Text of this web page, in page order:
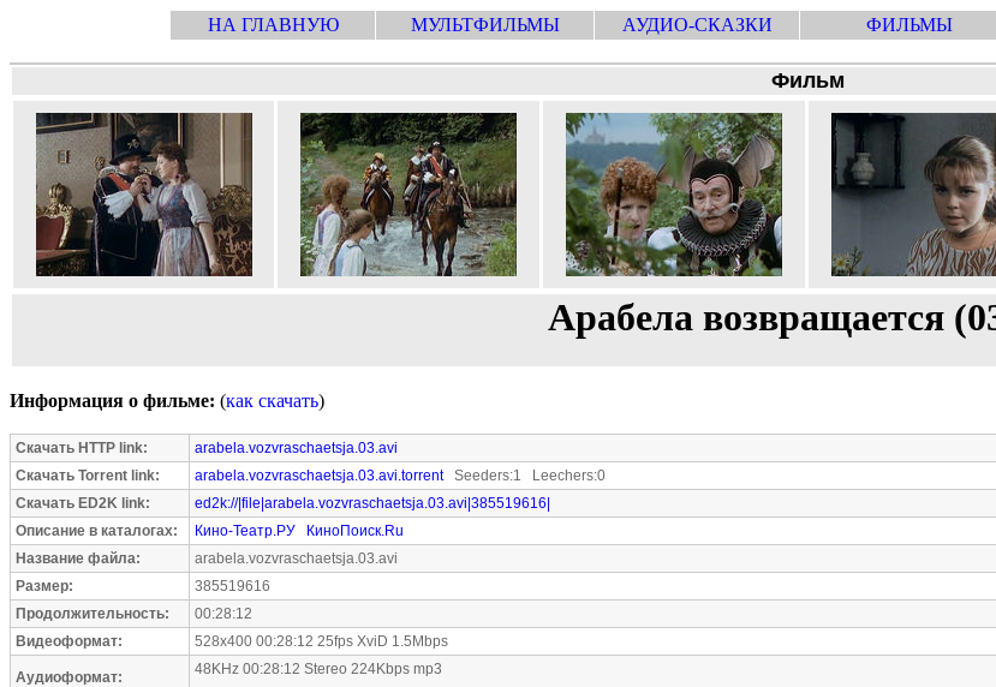
НА ГЛАВНУЮ МУЛЬТФИЛЬМЫ АУДИО-СКАЗКИ ФИЛЬМЫ
Фильм
Арабела возвращается
Информация о фильме: (как скачать)
Скачать HTTP link:
arabela.vozvraschaetsja.03.avi
Скачать Torrent link:
arabela.vozvraschaetsja.03.avi.torrentSeeders:1 Leechers:0
Скачать ED2K link:
ed2k://|file|arabela.vozvraschaetsja.03.avi|385519616|
Описание в каталогах:
Кино-Театр.РУ
КиноПоиск.Ru
Название файла:
arabela.vozvraschaetsja.03.avi
Размер:
385519616
Продолжительность:
00:28:12
Видеоформат:
528x400 00:28:12 25fps XviD 1.5Mbps
Аудиоформат: 48KHz 00:28:12 Stereo 224Kbps mp3